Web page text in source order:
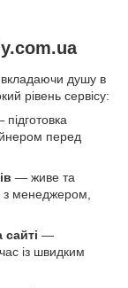
вкладаючи душу в
рівень сервісу:
перед
— живе та
з менеджером,
—
із швидким